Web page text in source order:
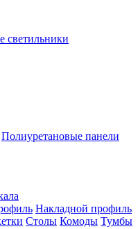
светильники
Полиуретановые панели
Накладной профиль
Столы Комоды Тумбы